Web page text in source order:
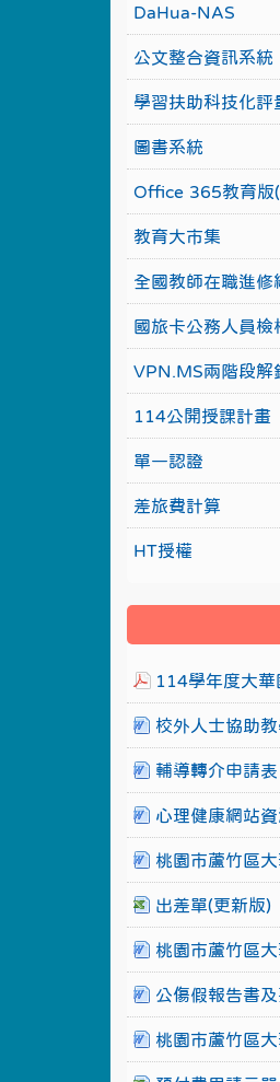
DaHua-NAS
公文整合資訊系統
學習扶助科技化評
圖書系統
Office 365教育版
教育大市集
全國教師在職進修
國旅卡公務人員檢
VPN.MS兩階段解
114公開授課計畫
單一認證
差旅費計算
HT授權
114學年度大
校外人士協助
輔導轉介申請表
心理健康網站
桃園市蘆竹區
出差單(更新版)
桃園市蘆竹區
公傷假報告書
桃園市蘆竹區